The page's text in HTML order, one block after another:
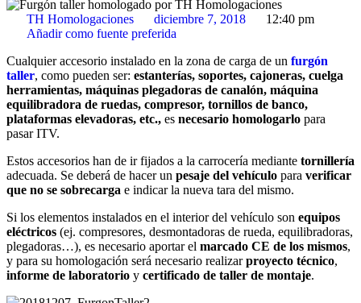
TH Homologaciones diciembre 7, 2018
12:40 pm
Añadir como fuente preferida
Cualquier accesorio instalado en la zona de carga de un furgón
taller, como pueden ser: estanterías, soportes, cajoneras, cuelga
herramientas, máquinas plegadoras de canalón, máquina
equilibradora de ruedas, compresor, tornillos de banco,
plataformas elevadoras, etc., es necesario homologarlo para
pasar ITV.
Estos accesorios han de ir fijados a la carrocería mediante tornillería
adecuada. Se deberá de hacer un pesaje del vehículo para verificar
que no se sobrecarga e indicar la nueva tara del mismo.
Si los elementos instalados en el interior del vehículo son equipos
eléctricos (ej. compresores, desmontadoras de rueda, equilibradoras,
plegadoras…), es necesario aportar el marcado CE de los mismos,
y para su homologación será necesario realizarproyecto técnico,
informe de laboratorio y certificado de taller de montaje.